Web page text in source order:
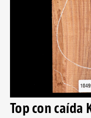
Top con caída